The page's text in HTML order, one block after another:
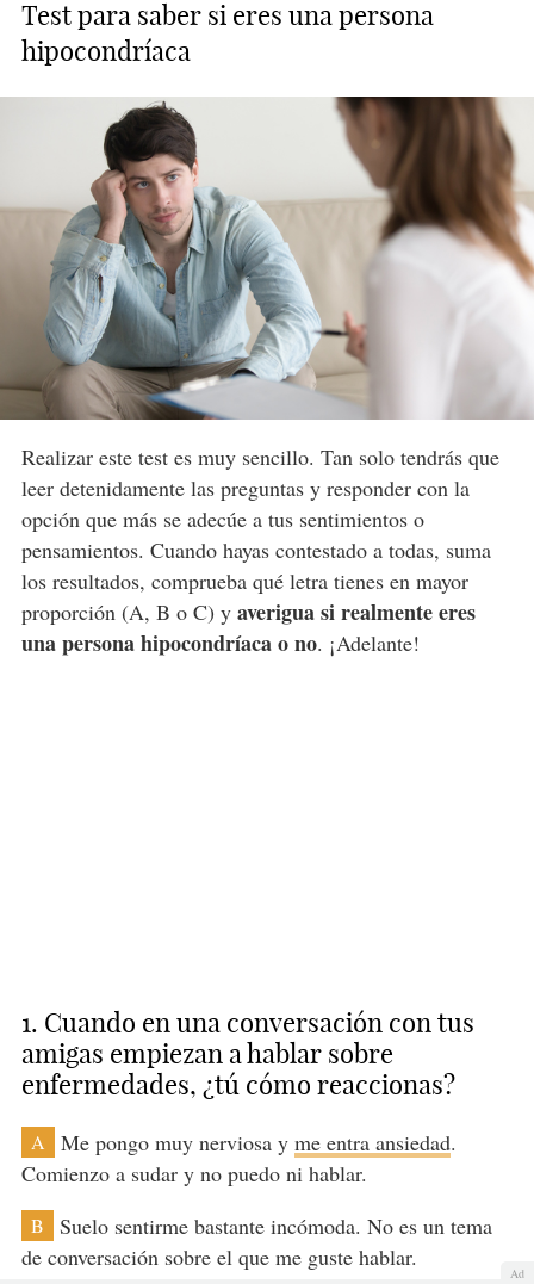
Test para saber si eres una persona
hipocondríaca
Realizar este test es muy sencillo. Tan solo tendrás que
leer detenidamente las preguntas y responder con la
opción que más se adecúe a tus sentimientos o
pensamientos. Cuando hayas contestado a todas, suma
los resultados, comprueba qué letra tienes en mayor
proporción (A, B o C) y averigua si realmente eres
una persona hipocondríaca o no. ¡Adelante!
1. Cuando en una conversación con tus
amigas empiezan a hablar sobre
enfermedades, ¿tú cómo reaccionas?
A Me pongo muy nerviosa y me entra ansiedad.
Comienzo a sudar y no puedo ni hablar.
B
Suelo sentirme bastante incómoda. No es un tema
de conversación sobre el que me guste hablar.
Ad